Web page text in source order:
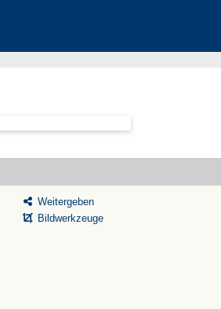
Weitergeben
Bildwerkzeuge